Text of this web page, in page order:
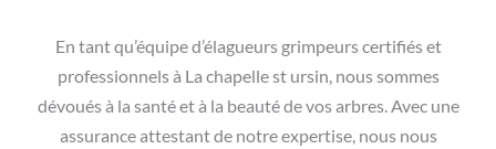
En tant qu’équipe d’élagueurs grimpeurs certifiés et
professionnels à La chapelle st ursin, nous sommes
dévoués à la santé et à la beauté de vos arbres. Avec une
assurance attestant de notre expertise, nous nous